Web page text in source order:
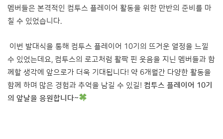
멤버들은 본격적인 컴투스 플레이어 활동을 위한 만반의 준비를 마
칠 수 있었습니다.
이번 발대식을 통해 컴투스 플레이어 10기의 뜨거운 열정을 느낄
수 있었는데요, 컴투스의 로고처럼 활짝 핀 웃음을 지닌 멤버들과 함
께할 생각에 앞으로가 더욱 기대됩니다! 약 6개월간 다양한 활동을
함께 하며 많은 경험과 추억을 남길 수 있길! 컴투스 플레이어 10기
의 앞날을 응원합니다~